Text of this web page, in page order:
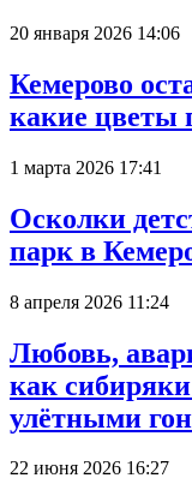
20 января 2026 14:06
Кемерово
какие цветы
1 марта 2026 17:41
Осколки
парк в
8 апреля 2026 11:24
Любовь,
как
улётными
22 июня 2026 16:27